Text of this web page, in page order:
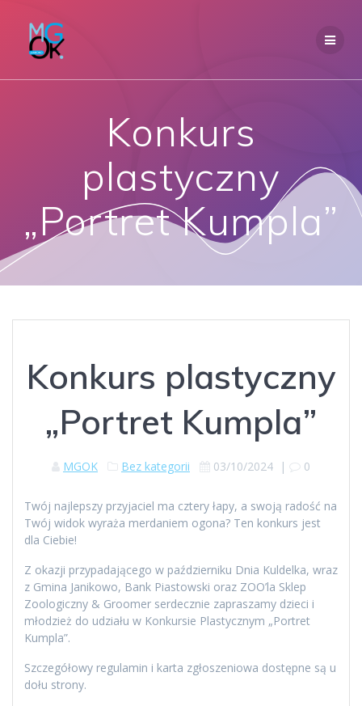
Konkurs
plastyczny
„Portret Kumpla”
Konkurs plastyczny
„Portret Kumpla”
MGOK Bez kategorii 03/10/2024 | 0
Twój najlepszy przyjaciel ma cztery łapy, a swoją radość na
Twój widok wyraża merdaniem ogona? Ten konkurs jest
dla Ciebie!
Z okazji przypadającego w październiku Dnia Kuldelka, wraz
z Gmina Janikowo, Bank Piastowski oraz ZOO’la Sklep
Zoologiczny & Groomer serdecznie zapraszamy dzieci i
młodzież do udziału w Konkursie Plastycznym „Portret
Kumpla”.
Szczegółowy regulamin i karta zgłoszeniowa dostępne są u
dołu strony.